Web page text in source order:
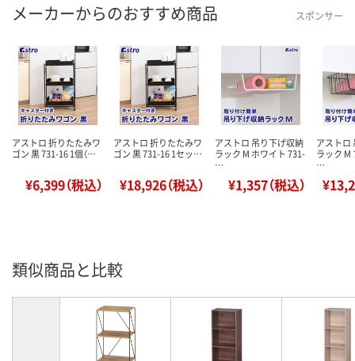
メーカーからのおすすめ商品 スポンサー
アストロ 折りたたみワ
ゴン 黒 731-16 1個（…
¥6,399（税込）
アストロ 折りたたみワ
ゴン 黒 731-16 1セッ…
¥18,926（税込）
アストロ 吊り下げ収納
ラック M ホワイト 731-
…
¥1,357（税込）
アストロ
ラック M
…
類似商品と比較